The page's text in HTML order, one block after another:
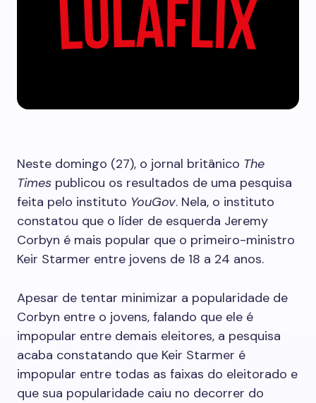
Neste domingo (27), o jornal britânico The
Times publicou os resultados de uma pesquisa
feita pelo instituto YouGov. Nela, o instituto
constatou que o líder de esquerda Jeremy
Corbyn é mais popular que o primeiro-ministro
Keir Starmer entre jovens de 18 a 24 anos.
Apesar de tentar minimizar a popularidade de
Corbyn entre o jovens, falando que ele é
impopular entre demais eleitores, a pesquisa
acaba constatando que Keir Starmer é
impopular entre todas as faixas do eleitorado e
que sua popularidade caiu no decorrer do